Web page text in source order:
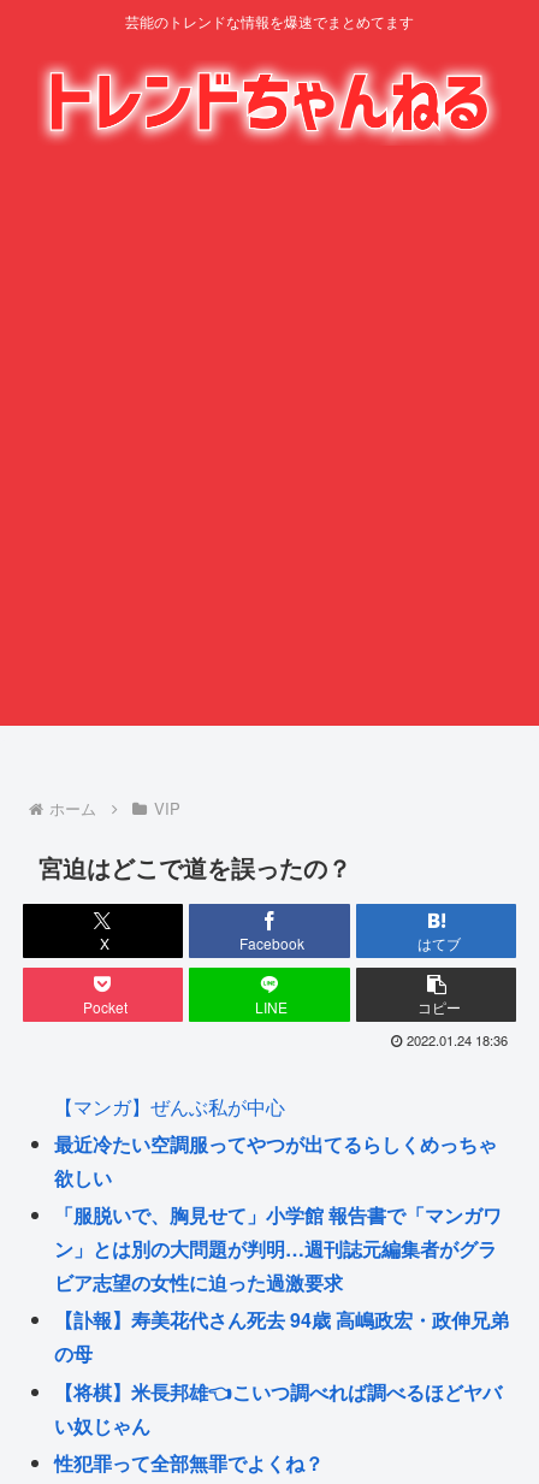
芸能のトレンドな情報を爆速でまとめてます
ホーム VIP
宮迫はどこで道を誤ったの？
X Facebook はてブ
Pocket LINE コピー
2022.01.24 18:36
【マンガ】ぜんぶ私が中心
最近冷たい空調服ってやつが出てるらしくめっちゃ
欲しい
「服脱いで、胸見せて」小学館 報告書で「マンガワ
ン」とは別の大問題が判明…週刊誌元編集者がグラ
ビア志望の女性に迫った過激要求
【訃報】寿美花代さん死去 94歳 高嶋政宏・政伸兄弟
の母
【将棋】米長邦雄👈こいつ調べれば調べるほどヤバ
い奴じゃん
性犯罪って全部無罪でよくね？